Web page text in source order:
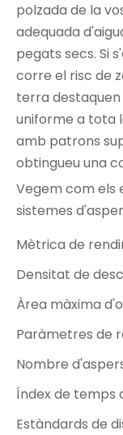
polzada de la
adequada
pegats secs. Si
corre el risc de
terra
uniforme a tota
amb patrons
obtingueu una
Vegem com els
sistemes
Mètrica de
Densitat de
Àrea màxima
Paràmetres de
Nombre
Índex de temps
Estàndards de